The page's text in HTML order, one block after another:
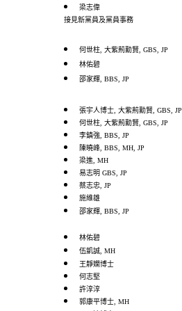
梁志偉
接見新黨員及黨員事務
何世柱, 大紫荊勳賢, GBS, JP
林佑碧
邵家輝, BBS, JP
張宇人博士, 大紫荊勳賢, GBS, JP
何世柱, 大紫荊勳賢, GBS, JP
李鎮強, BBS, JP
陳曉峰, BBS, MH, JP
梁進, MH
易志明 GBS, JP
蔡志忠, JP
施維雄
邵家輝, BBS, JP
林佑碧
伍凱誠, MH
王靜嫻博士
何志堅
許淳淳
郭康平博士, MH